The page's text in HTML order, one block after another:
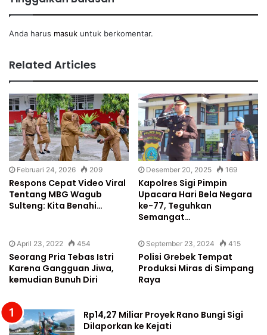
Anda harus masuk untuk berkomentar.
Related Articles
Februari 24, 2026 209
Respons Cepat Video Viral
Tentang MBG Wagub
Sulteng: Kita Benahi…
Desember 20, 2025 169
Kapolres Sigi Pimpin
Upacara Hari Bela Negara
ke-77, Teguhkan
Semangat…
April 23, 2022 454
Seorang Pria Tebas Istri
Karena Gangguan Jiwa,
kemudian Bunuh Diri
September 23, 2024 415
Polisi Grebek Tempat
Produksi Miras di Simpang
Raya
Rp14,27 Miliar Proyek Rano Bungi Sigi
Dilaporkan ke Kejati